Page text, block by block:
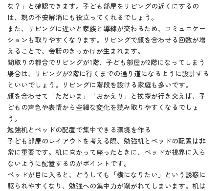
な？」と確認できます。子ども部屋をリビングの近くにするの
は、親の不安解消にも役立ってくれるでしょう。
また、リビングに近いと家族と導線が交わるため、コミュニケー
ションも取りやすくなります。リビングで顔を合わせる回数が増
えることで、会話のきっかけが生まれます。
間取りの都合でリビングが1階、子ども部屋が2階になってしまう
場合は、リビングが2階に行くまでの通り道になるように設計する
といいでしょう。リビングに階段を設ける家庭も多いです。
顔を合わせて「ただいま」「おかえり」と挨拶が行き交えば、子
どもの声色や表情から些細な変化を読み取りやすくなるでしょ
う。
勉強机とベッドの配置で集中できる環境を作る
子ども部屋のレイアウトを考える際、勉強机とベッドの配置は非
常に重要です。机に向かって座ったときに、ベッドが視界に入ら
ないように配置するのがポイントです。
ベッドが目に入ると、どうしても「横になりたい」という誘惑に
駆られやすくなり、勉強への集中力が削がれてしまいます。机は